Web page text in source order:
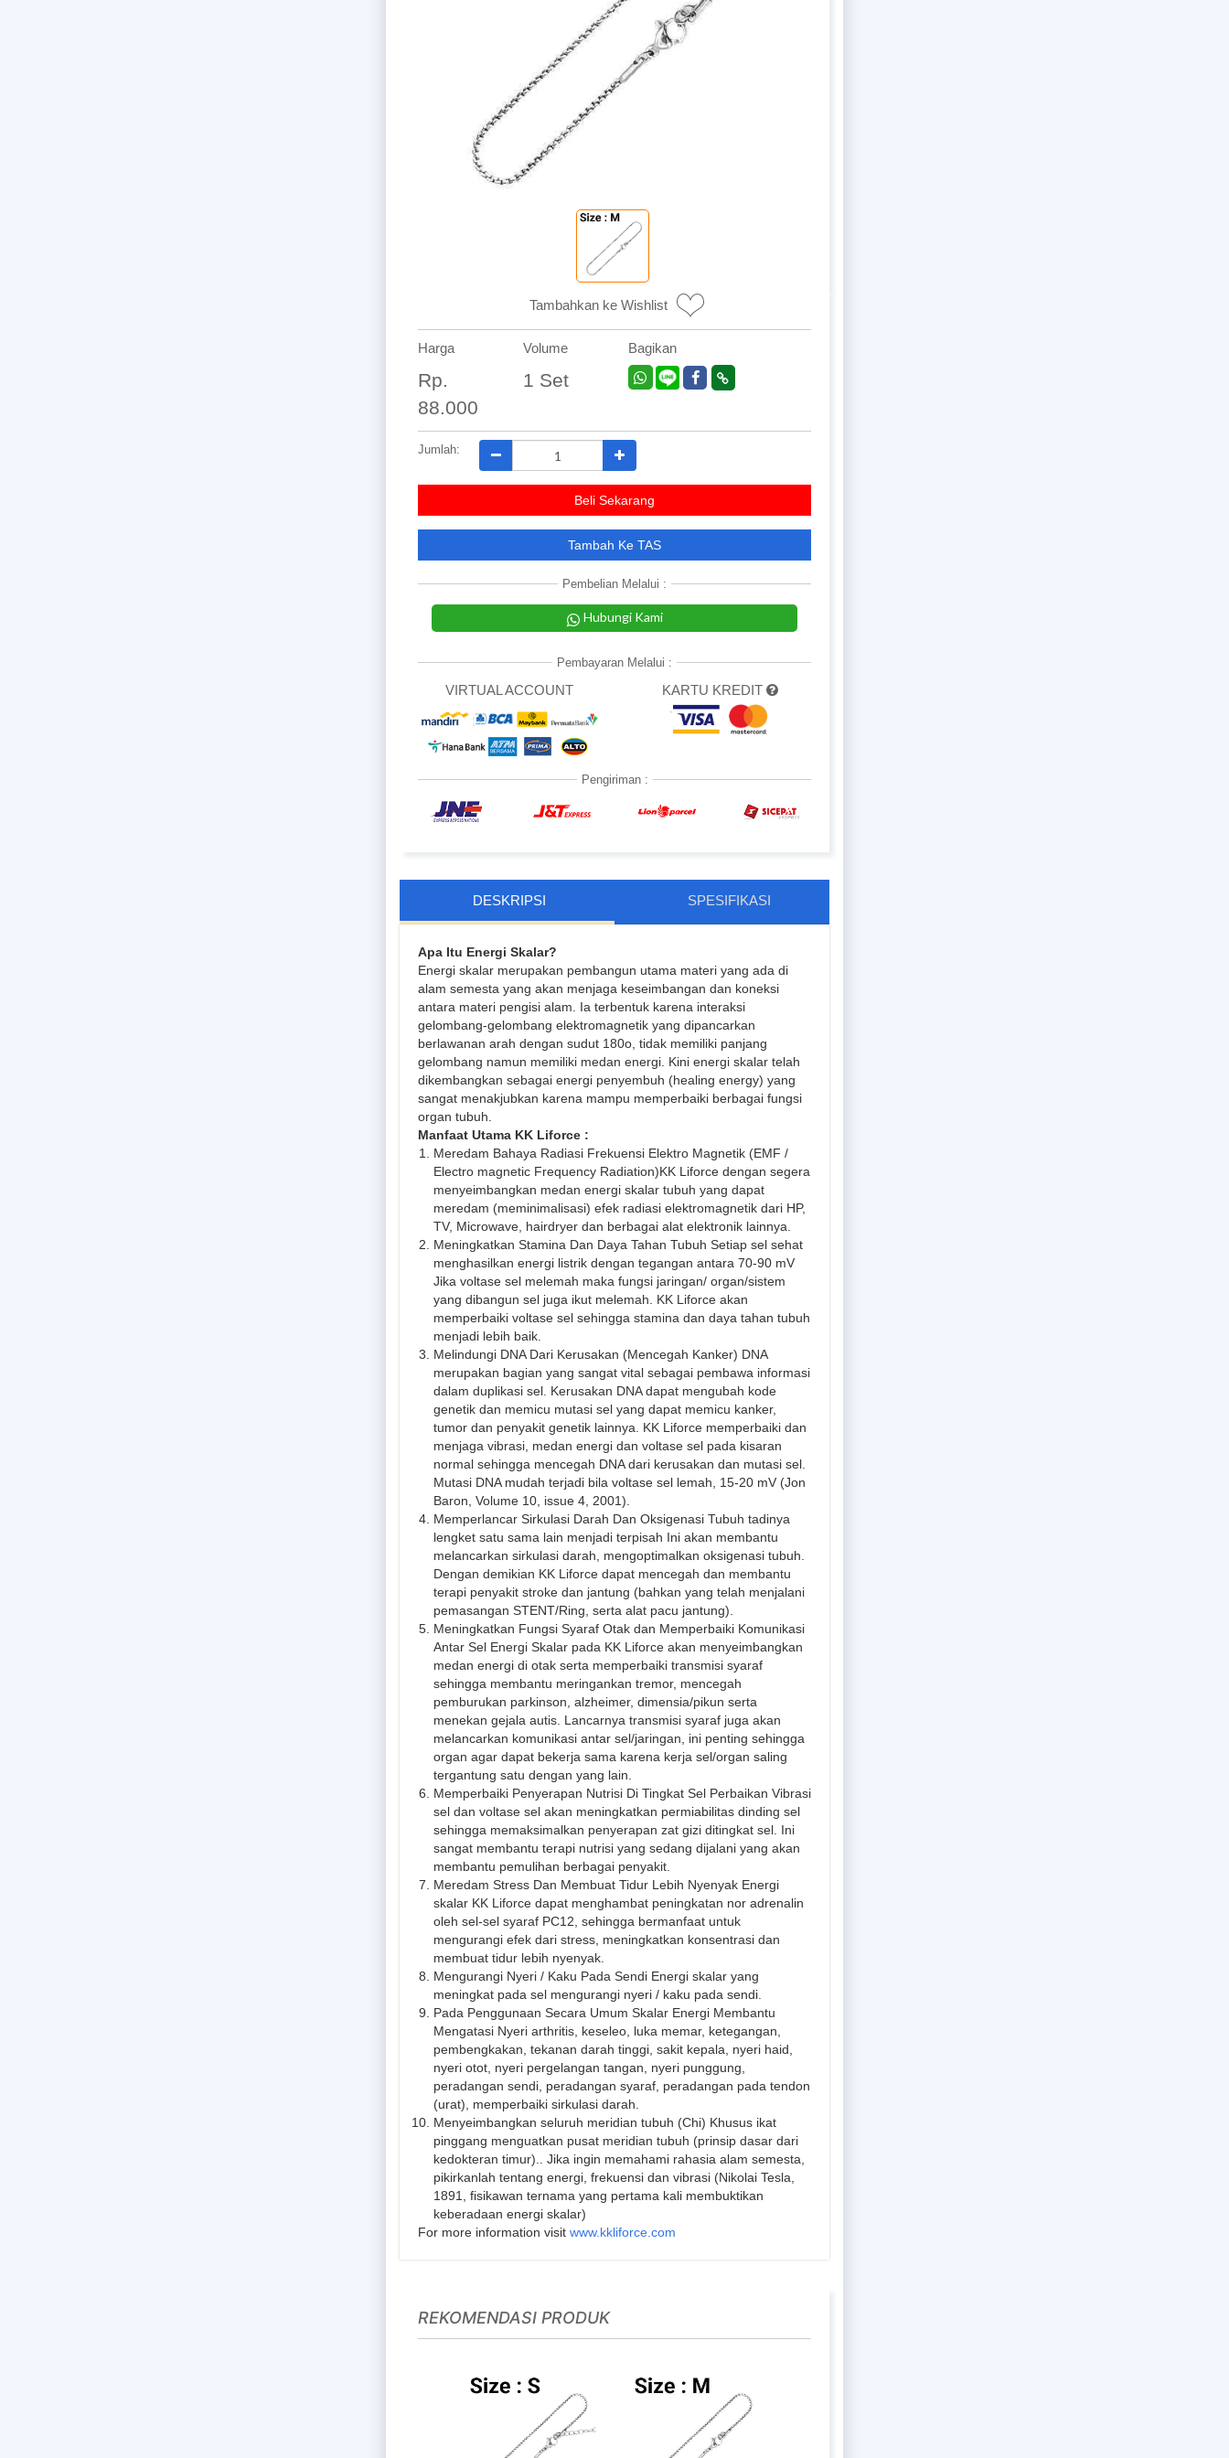
Tambahkan ke Wishlist
Harga
Rp.
88.000
Volume
1 Set
Bagikan
Jumlah:
Beli Sekarang
Tambah Ke TAS
Pembelian Melalui :
Hubungi Kami
Pembayaran Melalui :
VIRTUAL ACCOUNT KARTU KREDIT
Pengiriman :
DESKRIPSI SPESIFIKASI
Apa Itu Energi Skalar?
Energi skalar merupakan pembangun utama materi yang ada di
alam semesta yang akan menjaga keseimbangan dan koneksi
antara materi pengisi alam. Ia terbentuk karena interaksi
gelombang-gelombang elektromagnetik yang dipancarkan
berlawanan arah dengan sudut 180o, tidak memiliki panjang
gelombang namun memiliki medan energi. Kini energi skalar telah
dikembangkan sebagai energi penyembuh (healing energy) yang
sangat menakjubkan karena mampu memperbaiki berbagai fungsi
organ tubuh.
Manfaat Utama KK Liforce :
Meredam Bahaya Radiasi Frekuensi Elektro Magnetik (EMF /
Electro magnetic Frequency Radiation)KK Liforce dengan segera
menyeimbangkan medan energi skalar tubuh yang dapat
meredam (meminimalisasi) efek radiasi elektromagnetik dari HP,
TV, Microwave, hairdryer dan berbagai alat elektronik lainnya.
Meningkatkan Stamina Dan Daya Tahan Tubuh Setiap sel sehat
menghasilkan energi listrik dengan tegangan antara 70-90 mV
Jika voltase sel melemah maka fungsi jaringan/ organ/sistem
yang dibangun sel juga ikut melemah. KK Liforce akan
memperbaiki voltase sel sehingga stamina dan daya tahan tubuh
menjadi lebih baik.
Melindungi DNA Dari Kerusakan (Mencegah Kanker) DNA
merupakan bagian yang sangat vital sebagai pembawa informasi
dalam duplikasi sel. Kerusakan DNA dapat mengubah kode
genetik dan memicu mutasi sel yang dapat memicu kanker,
tumor dan penyakit genetik lainnya. KK Liforce memperbaiki dan
menjaga vibrasi, medan energi dan voltase sel pada kisaran
normal sehingga mencegah DNA dari kerusakan dan mutasi sel.
Mutasi DNA mudah terjadi bila voltase sel lemah, 15-20 mV (Jon
Baron, Volume 10, issue 4, 2001).
Memperlancar Sirkulasi Darah Dan Oksigenasi Tubuh tadinya
lengket satu sama lain menjadi terpisah Ini akan membantu
melancarkan sirkulasi darah, mengoptimalkan oksigenasi tubuh.
Dengan demikian KK Liforce dapat mencegah dan membantu
terapi penyakit stroke dan jantung (bahkan yang telah menjalani
pemasangan STENT/Ring, serta alat pacu jantung).
Meningkatkan Fungsi Syaraf Otak dan Memperbaiki Komunikasi
Antar Sel Energi Skalar pada KK Liforce akan menyeimbangkan
medan energi di otak serta memperbaiki transmisi syaraf
sehingga membantu meringankan tremor, mencegah
pemburukan parkinson, alzheimer, dimensia/pikun serta
menekan gejala autis. Lancarnya transmisi syaraf juga akan
melancarkan komunikasi antar sel/jaringan, ini penting sehingga
organ agar dapat bekerja sama karena kerja sel/organ saling
tergantung satu dengan yang lain.
Memperbaiki Penyerapan Nutrisi Di Tingkat Sel Perbaikan Vibrasi
sel dan voltase sel akan meningkatkan permiabilitas dinding sel
sehingga memaksimalkan penyerapan zat gizi ditingkat sel. Ini
sangat membantu terapi nutrisi yang sedang dijalani yang akan
membantu pemulihan berbagai penyakit.
Meredam Stress Dan Membuat Tidur Lebih Nyenyak Energi
skalar KK Liforce dapat menghambat peningkatan nor adrenalin
oleh sel-sel syaraf PC12, sehingga bermanfaat untuk
mengurangi efek dari stress, meningkatkan konsentrasi dan
membuat tidur lebih nyenyak.
Mengurangi Nyeri / Kaku Pada Sendi Energi skalar yang
meningkat pada sel mengurangi nyeri / kaku pada sendi.
Pada Penggunaan Secara Umum Skalar Energi Membantu
Mengatasi Nyeri arthritis, keseleo, luka memar, ketegangan,
pembengkakan, tekanan darah tinggi, sakit kepala, nyeri haid,
nyeri otot, nyeri pergelangan tangan, nyeri punggung,
peradangan sendi, peradangan syaraf, peradangan pada tendon
(urat), memperbaiki sirkulasi darah.
Menyeimbangkan seluruh meridian tubuh (Chi) Khusus ikat
pinggang menguatkan pusat meridian tubuh (prinsip dasar dari
kedokteran timur).. Jika ingin memahami rahasia alam semesta,
pikirkanlah tentang energi, frekuensi dan vibrasi (Nikolai Tesla,
1891, fisikawan ternama yang pertama kali membuktikan
keberadaan energi skalar)
For more information visit www.kkliforce.com
REKOMENDASI PRODUK